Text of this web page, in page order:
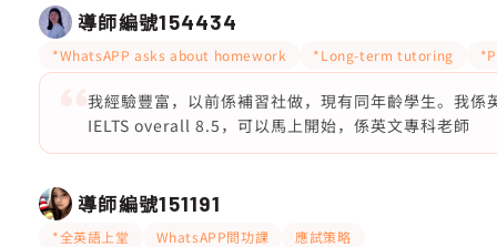
導師編號154434
*WhatsAPP asks about homework *Long-term tutoring
我經驗豐富，以前係補習社做，現有同年齡學生。我
IELTS overall 8.5，可以馬上開始，係英文專科老師
導師編號151191
*全英語上堂 WhatsAPP問功課 應試策略